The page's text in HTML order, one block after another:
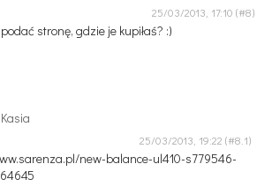
25/03/2013, 17:10
stronę, gdzie je kupiłaś? :)
25/03/2013, 19:22
new-balance-ul410-s779546-